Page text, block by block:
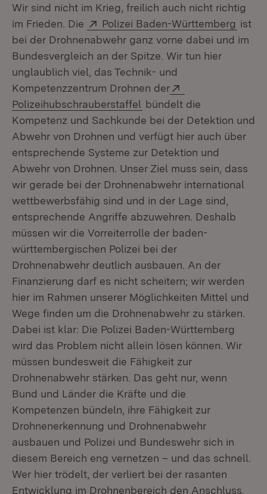
Wir sind nicht im Krieg, freilich auch nicht richtig
im Frieden. Die
Extern:
Polizei Baden-Württemberg ist
bei der Drohnenabwehr ganz vorne dabei und im
Bundesvergleich an der Spitze. Wir tun hier
unglaublich viel, das Technik- und
Kompetenzzentrum Drohnen der
Polizeihubschrauberstaffel (Öffnet in neuem Fenster)
bündelt die
Kompetenz und Sachkunde bei der Detektion und
Abwehr von Drohnen und verfügt hier auch über
entsprechende Systeme zur Detektion und
Abwehr von Drohnen. Unser Ziel muss sein, dass
wir gerade bei der Drohnenabwehr international
wettbewerbsfähig sind und in der Lage sind,
entsprechende Angriffe abzuwehren. Deshalb
müssen wir die Vorreiterrolle der baden-
württembergischen Polizei bei der
Drohnenabwehr deutlich ausbauen. An der
Finanzierung darf es nicht scheitern; wir werden
hier im Rahmen unserer Möglichkeiten Mittel und
Wege finden um die Drohnenabwehr zu stärken.
Dabei ist klar: Die Polizei Baden-Württemberg
wird das Problem nicht allein lösen können. Wir
müssen bundesweit die Fähigkeit zur
Drohnenabwehr stärken. Das geht nur, wenn
Bund und Länder die Kräfte und die
Kompetenzen bündeln, ihre Fähigkeit zur
Drohnenerkennung und Drohnenabwehr
ausbauen und Polizei und Bundeswehr sich in
diesem Bereich eng vernetzen – und das schnell.
Wer hier trödelt, der verliert bei der rasanten
Entwicklung im Drohnenbereich den Anschluss.